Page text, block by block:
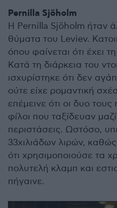
Pernilla Sjöholm
Η Pernilla Sjöholm ήταν
θύματα του Leviev.
όπου φαίνεται ότι έχει
Κατά τη διάρκεια του
ισχυρίστηκε ότι δεν
ούτε είχε ρομαντική
επέμεινε ότι οι δυο
φίλοι που ταξίδευαν
περιστάσεις. Ωστόσο,
33χιλιάδων λιρών,
ότι χρησιμοποιούσε τα
πολυτελή κλαμπ και
πήγαινε.